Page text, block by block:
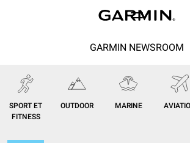
GARMIN NEWSROOM
SPORT ET
FITNESS
OUTDOOR MARINE